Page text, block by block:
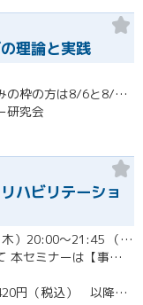
理論と実践
アーカイブ受講のみの枠の方は8/6と8/20におこなわれる配信終了後に視聴URLをお送りします。
研究会
ハビリテーショ
2026年10月15日（木）20:00～21:45 （受付開始時間 19:45）開催
本セミナーは【事前支払い（クレジットカード・銀行振込）】です。
先着20名限定 2,420円（税込） 以降3,000円（税込） ※お支払い方法：クレジットカード・銀行振込 【キャンセルについて】 決済後はいかなる理由でも返金はいたしませんのでご了承ください。 受講料をお支払いいただいた方には、後日アーカイブの視聴URLをお送りいたします。